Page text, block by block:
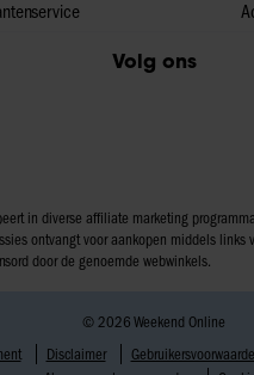
Volg ons
in diverse affiliate marketing
ontvangt voor aankopen middels links
door de genoemde webwinkels.
© 2026 Weekend Online
Disclaimer